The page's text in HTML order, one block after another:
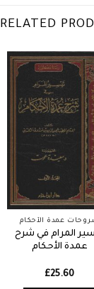
RELATED
عمدة الأحكام
المرام في شرح
عمدة الأحكام
£25.60